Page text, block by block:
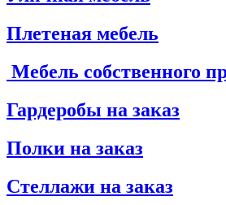
Плетеная мебель
Мебель собственного
Гардеробы на заказ
Полки на заказ
Стеллажи на заказ